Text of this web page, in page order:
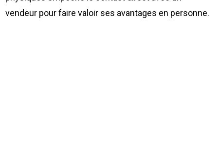
vendeur pour faire valoir ses avantages en personne.